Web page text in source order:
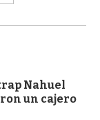
Nahuel
un cajero